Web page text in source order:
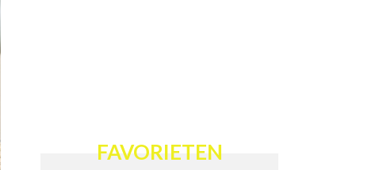
FAVORIETEN